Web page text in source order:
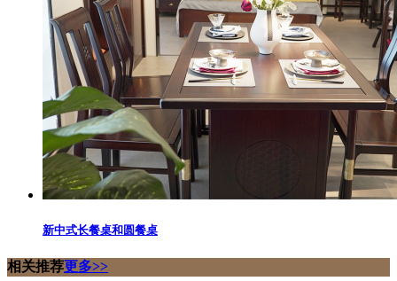
新中式长餐桌和圆餐桌
相关推荐更多>>